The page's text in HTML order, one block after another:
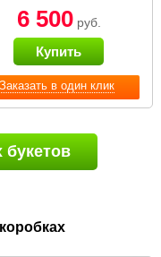
Заказать в один клик
6 500руб.
Купить